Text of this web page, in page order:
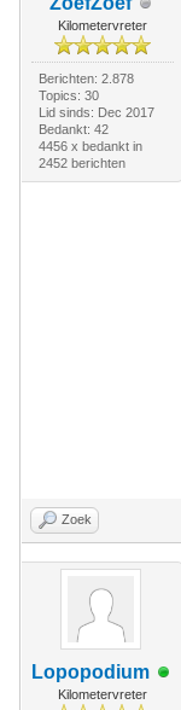
Kilometervreter
Berichten: 2.878
Topics: 30
Lid sinds: Dec 2017
Bedankt: 42
4456 x bedankt in
2452 berichten
Zoek
Lopopodium
Kilometervreter